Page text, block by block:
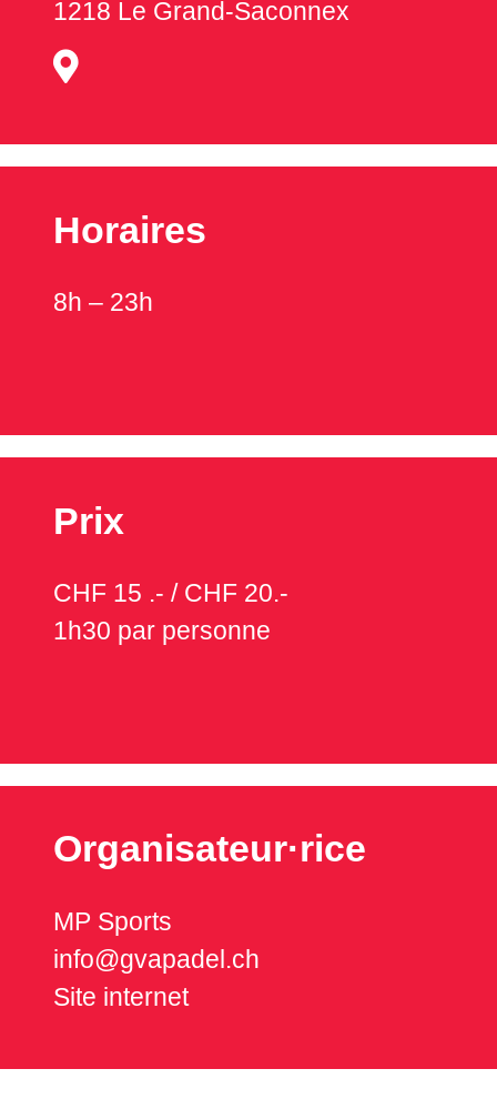
1218 Le Grand-Saconnex
Horaires
8h – 23h
Prix
CHF 15 .- / CHF 20.-
1h30 par personne
Organisateur·rice
MP Sports
info@gvapadel.ch
Site internet